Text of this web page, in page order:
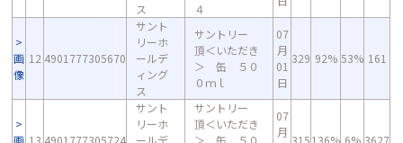
ス
４
画
像
12 4901777305670
サント
リーホ
ールデ
ィング
ス
サントリー
頂＜いただき
＞ 缶 ５０
０ｍｌ
07
月
01
日
329 92% 53% 161
画 13 4901777305724
サント
リーホ
ールデ
サントリー
頂＜いただき
＞ 缶 ５０
07
月
315136% 6% 3627